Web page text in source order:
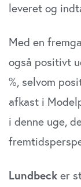
leveret og
Med en
også positivt
%, selvom
afkast i
i denne uge,
Lundbeck er